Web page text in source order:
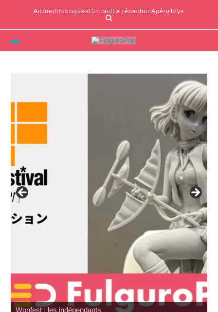
Accueil RubriquesContactLa rédactionApéroToys
Wonfest : les indépendants